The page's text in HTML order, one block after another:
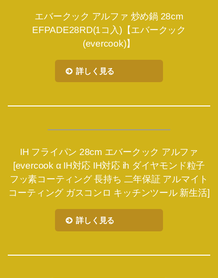
エバークック アルファ 炒め鍋 28cm
EFPADE28RD(1コ入)【エバークック
(evercook)】
詳しく見る
IH フライパン 28cm エバークック アルファ
[evercook α IH対応 IH対応 ih ダイヤモンド粒子
フッ素コーティング 長持ち 二年保証 アルマイト
コーティング ガスコンロ キッチンツール 新生活]
詳しく見る